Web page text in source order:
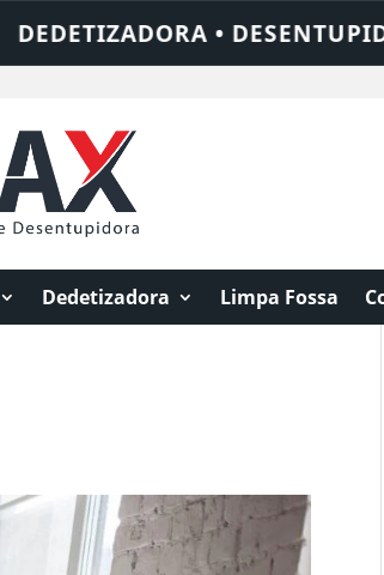
• DESENTUPIDORA •
Dedetizadora Limpa Fossa